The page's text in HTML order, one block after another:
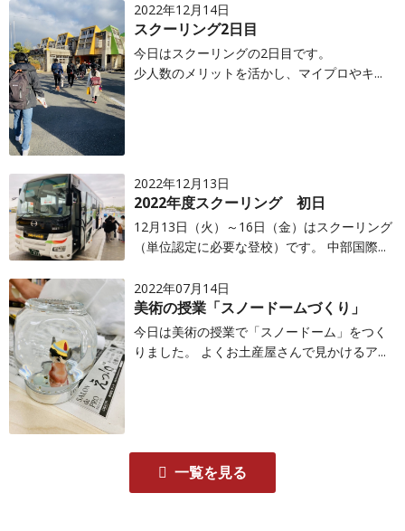
2022年12月14日
スクーリング2日目
今日はスクーリングの2日目です。
少人数のメリットを活かし、マイプロやキ...
2022年12月13日
2022年度スクーリング 初日
12月13日（火）～16日（金）はスクーリング
（単位認定に必要な登校）です。 中部国際...
2022年07月14日
美術の授業「スノードームづくり」
今日は美術の授業で「スノードーム」をつく
りました。 よくお土産屋さんで見かけるア...
一覧を見る